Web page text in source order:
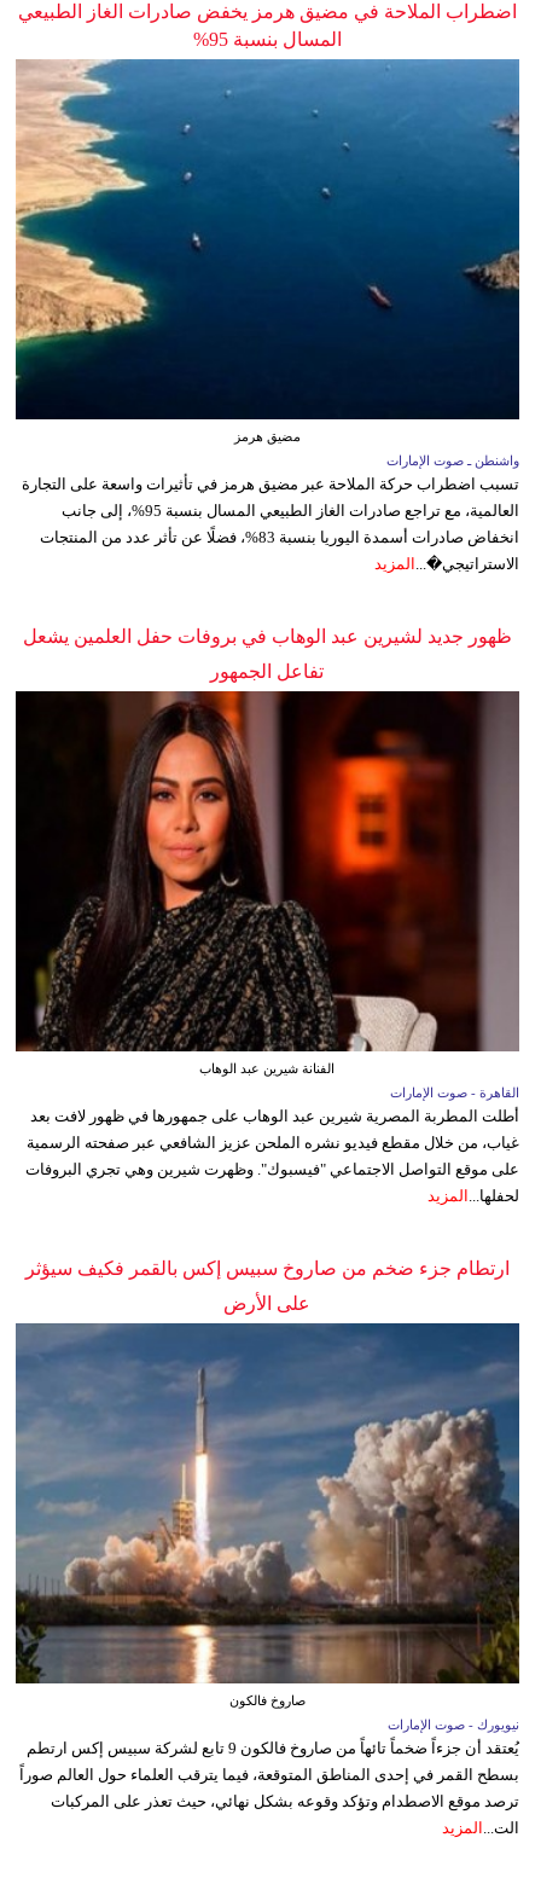
اضطراب الملاحة في مضيق هرمز يخفض صادرات الغاز الطبيعي
المسال بنسبة 95%
مضيق هرمز
واشنطن ـ صوت الإمارات
تسبب اضطراب حركة الملاحة عبر مضيق هرمز في تأثيرات واسعة على التجارة
العالمية، مع تراجع صادرات الغاز الطبيعي المسال بنسبة 95%، إلى جانب
انخفاض صادرات أسمدة اليوريا بنسبة 83%، فضلًا عن تأثر عدد من المنتجات
الاستراتيجي�... المزيد
ظهور جديد لشيرين عبد الوهاب في بروفات حفل العلمين يشعل
تفاعل الجمهور
الفنانة شيرين عبد الوهاب
القاهرة - صوت الإمارات
أطلت المطربة المصرية شيرين عبد الوهاب على جمهورها في ظهور لافت بعد
غياب، من خلال مقطع فيديو نشره الملحن عزيز الشافعي عبر صفحته الرسمية
على موقع التواصل الاجتماعي "فيسبوك". وظهرت شيرين وهي تجري البروفات
لحفلها...
المزيد
ارتطام جزء ضخم من صاروخ سبيس إكس بالقمر فكيف سيؤثر
على الأرض
صاروخ فالكون
نيويورك - صوت الإمارات
يُعتقد أن جزءاً ضخماً تائهاً من صاروخ فالكون 9 تابع لشركة سبيس إكس ارتطم
بسطح القمر في إحدى المناطق المتوقعة، فيما يترقب العلماء حول العالم صوراً
ترصد موقع الاصطدام وتؤكد وقوعه بشكل نهائي، حيث تعذر على المركبات
الت... المزيد